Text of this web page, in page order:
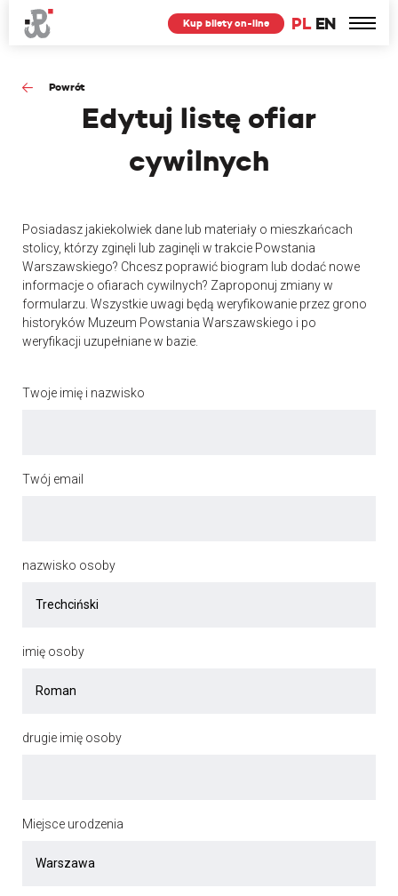
PL EN
Kup bilety on-line
Powrót
Edytuj listę ofiar
cywilnych
Posiadasz jakiekolwiek dane lub materiały o mieszkańcach
stolicy, którzy zginęli lub zaginęli w trakcie Powstania
Warszawskiego? Chcesz poprawić biogram lub dodać nowe
informacje o ofiarach cywilnych? Zaproponuj zmiany w
formularzu. Wszystkie uwagi będą weryfikowanie przez grono
historyków Muzeum Powstania Warszawskiego i po
weryfikacji uzupełniane w bazie.
Twoje imię i nazwisko
Twój email
nazwisko osoby
imię osoby
drugie imię osoby
Miejsce urodzenia